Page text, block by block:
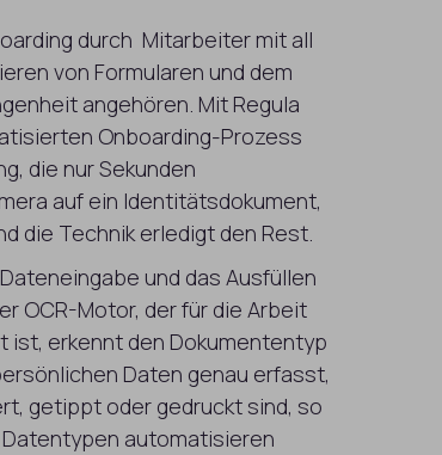
durch Mitarbeiter mit all
von Formularen und dem
angehören. Mit Regula
Onboarding-Prozess
die nur Sekunden
auf ein Identitätsdokument,
die Technik erledigt den Rest.
und das Ausfüllen
OCR-Motor, der für die Arbeit
erkennt den Dokumententyp
Daten genau erfasst,
getippt oder gedruckt sind, so
automatisieren